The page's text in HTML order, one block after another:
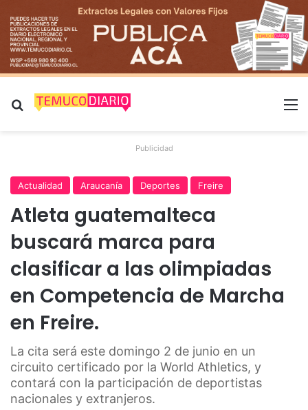
Buscar por
Publicidad
Actualidad Araucanía Deportes Freire
Atleta guatemalteca
buscará marca para
clasificar a las olimpiadas
en Competencia de Marcha
en Freire.
La cita será este domingo 2 de junio en un
circuito certificado por la World Athletics, y
contará con la participación de deportistas
nacionales y extranjeros.